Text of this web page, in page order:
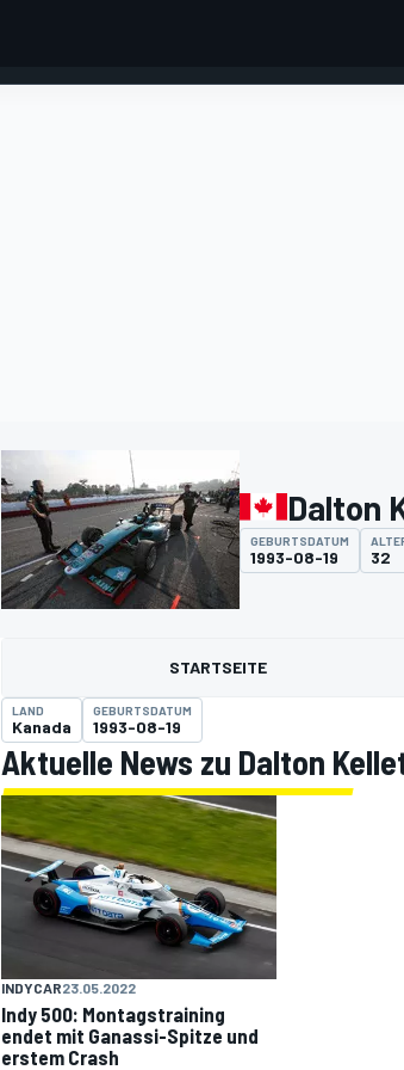
MOTOGP
Dalton
GEBURTSDATUM
1993-08-19 32
STARTSEITE
LAND
Kanada
GEBURTSDATUM
1993-08-19
Aktuelle News zu Dalton
INDYCAR23.05.2022
Indy 500: Montagstraining
endet mit Ganassi-Spitze und
erstem Crash